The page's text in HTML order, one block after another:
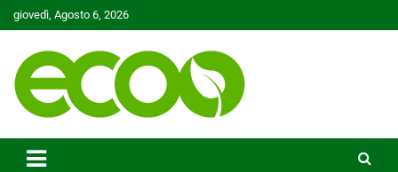
Skip
to
giovedì, Agosto 6, 2026
Ecoo.it